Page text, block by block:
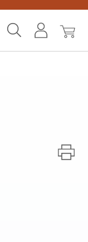
MonMon